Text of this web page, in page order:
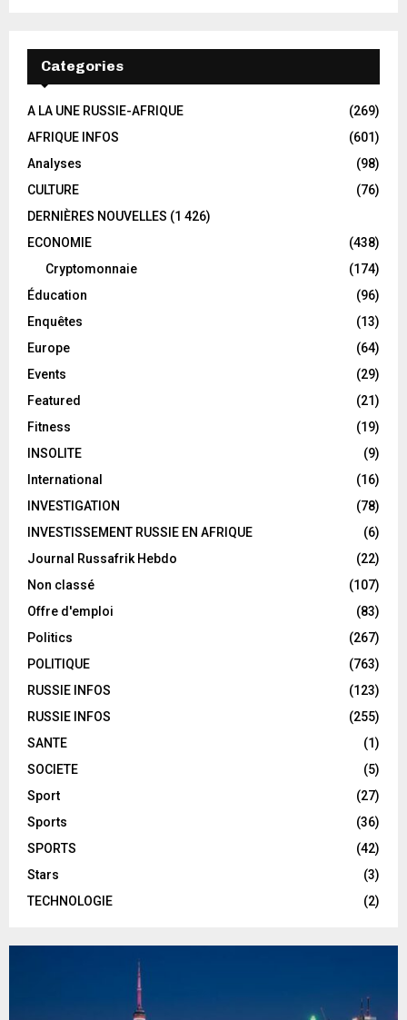
Categories
A LA UNE RUSSIE-AFRIQUE
(269)
AFRIQUE INFOS
(601)
Analyses
(98)
CULTURE
(76)
DERNIÈRES NOUVELLES (1 426)
ECONOMIE
(438)
Cryptomonnaie
(174)
Éducation
(96)
Enquêtes
(13)
Europe
(64)
Events
(29)
Featured
(21)
Fitness
(19)
INSOLITE
(9)
International
(16)
INVESTIGATION
(78)
INVESTISSEMENT RUSSIE EN AFRIQUE
(6)
Journal Russafrik Hebdo
(22)
Non classé
(107)
Offre d'emploi
(83)
Politics
(267)
POLITIQUE
(763)
RUSSIE INFOS
(123)
RUSSIE INFOS
(255)
SANTE
(1)
SOCIETE
(5)
Sport
(27)
Sports
(36)
SPORTS
(42)
Stars
(3)
TECHNOLOGIE
(2)